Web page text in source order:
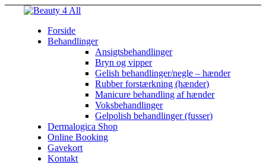
Forside
Behandlinger
Ansigtsbehandlinger
Bryn og vipper
Gelish behandlinger/negle – hænder
Rubber forstærkning (hænder)
Manicure behandling af hænder
Voksbehandlinger
Gelpolish behandlinger (fusser)
Dermalogica Shop
Online Booking
Gavekort
Kontakt